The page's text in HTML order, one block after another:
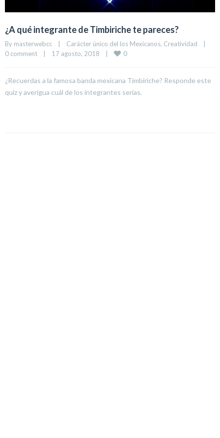
¿A qué integrante de Timbiriche te pareces?
By masterwebcc | Carácter único del los Mexicanos, Creatividad
|
0 comment
| 17 agosto, 2018 | 0
¿Recuerdas a la famosa banda mexicana Timbiriche? Responde este
quiz y averigua cuál de los integrantes serías.